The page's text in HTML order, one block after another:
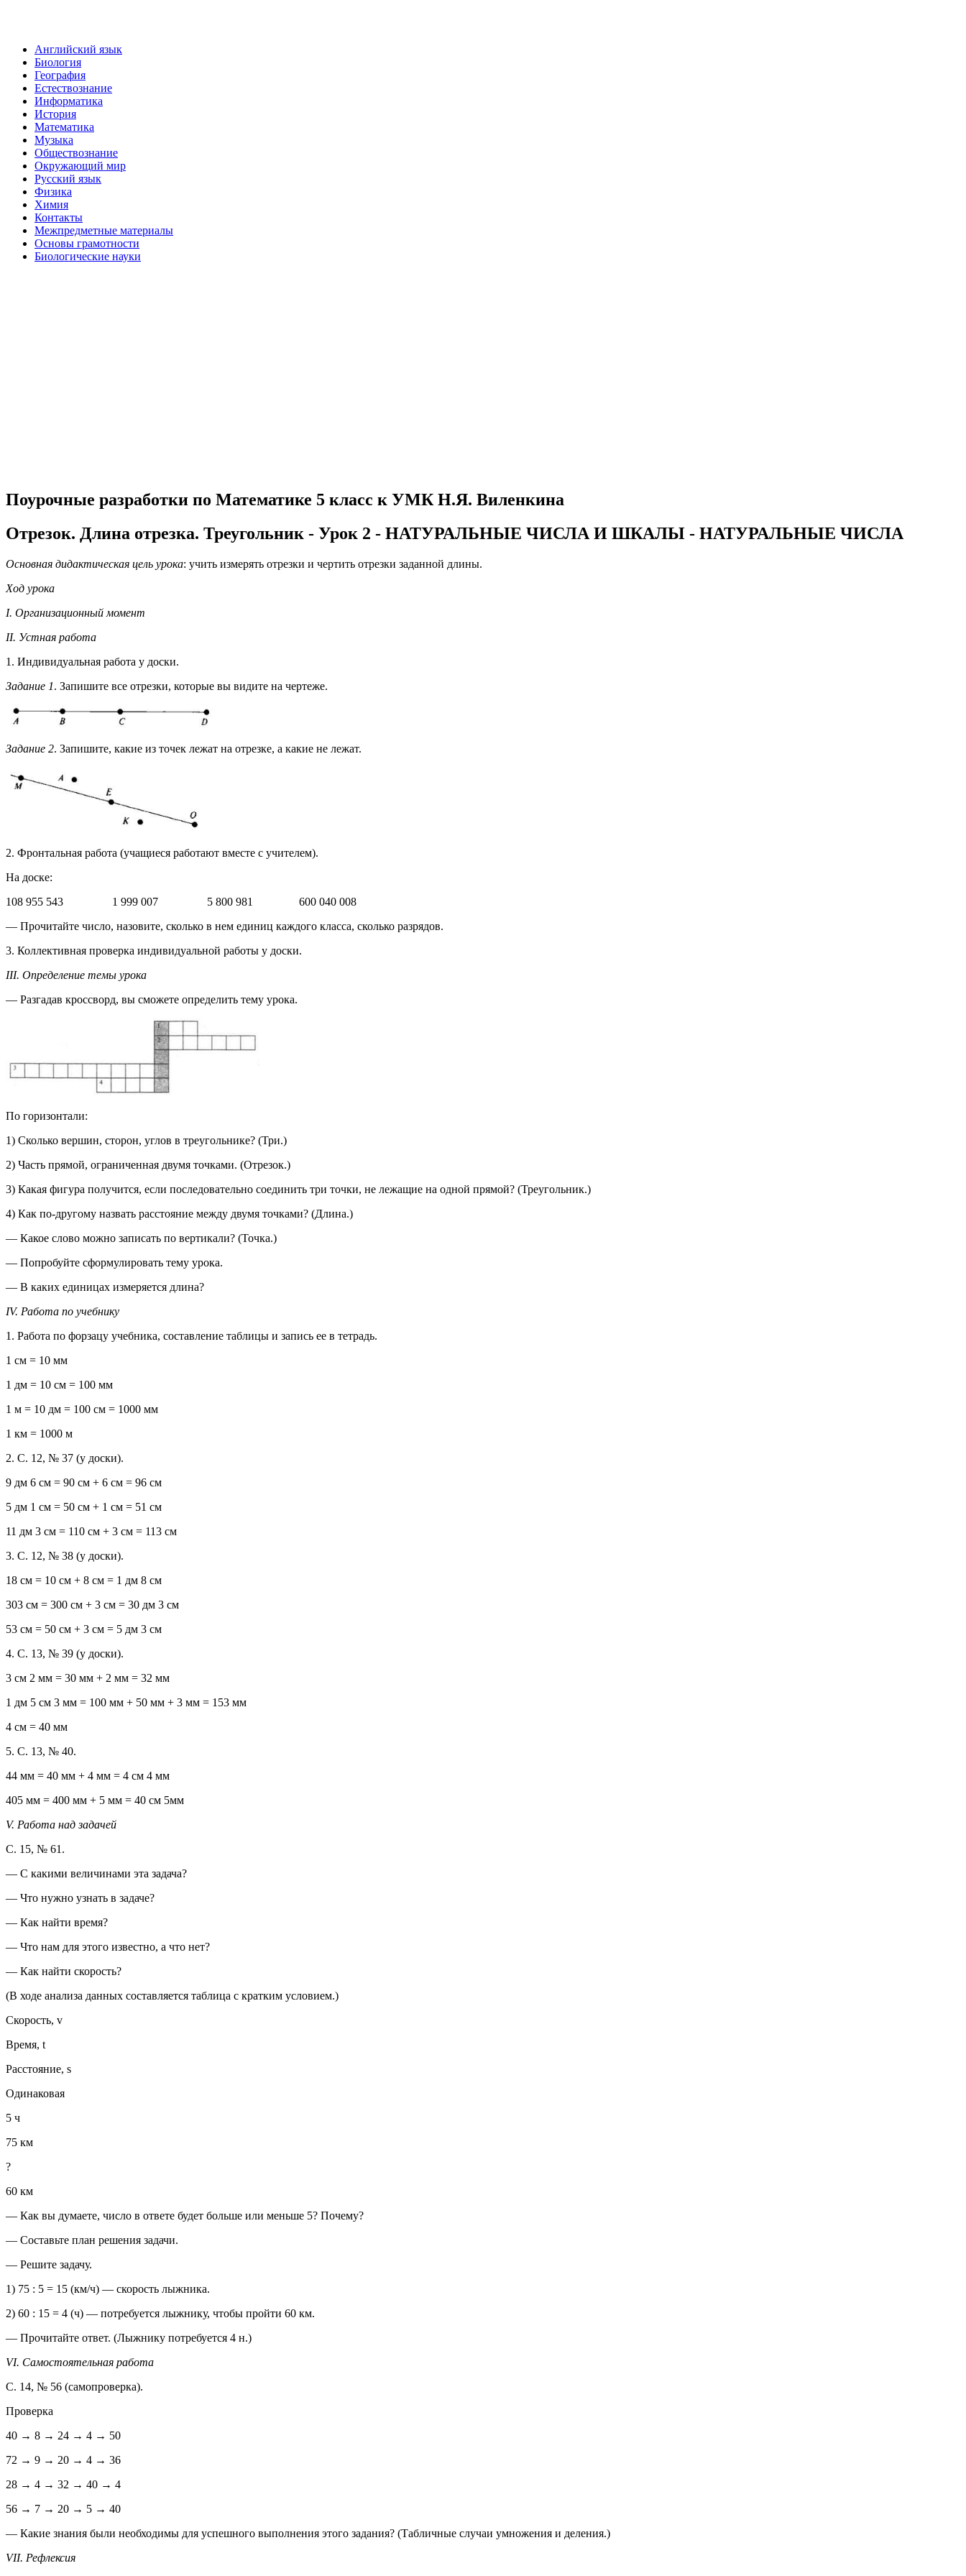
Английский язык
Биология
География
Естествознание
Информатика
История
Математика
Музыка
Обществознание
Окружающий мир
Русский язык
Физика
Химия
Контакты
Межпредметные материалы
Основы грамотности
Биологические науки
Поурочные разработки по Математике 5 класс к УМК Н.Я. Виленкина
Отрезок. Длина отрезка. Треугольник - Урок 2 - НАТУРАЛЬНЫЕ ЧИСЛА И ШКАЛЫ - НАТУРАЛЬНЫЕ ЧИСЛА
Основная дидактическая цель урока: учить измерять отрезки и чертить отрезки заданной длины.
Ход урока
I. Организационный момент
II. Устная работа
1. Индивидуальная работа у доски.
Задание 1. Запишите все отрезки, которые вы видите на чертеже.
Задание 2. Запишите, какие из точек лежат на отрезке, а какие не лежат.
2. Фронтальная работа (учащиеся работают вместе с учителем).
На доске:
108 955 543 1 999 007 5 800 981 600 040 008
— Прочитайте число, назовите, сколько в нем единиц каждого класса, сколько разрядов.
3. Коллективная проверка индивидуальной работы у доски.
III. Определение темы урока
— Разгадав кроссворд, вы сможете определить тему урока.
По горизонтали:
1) Сколько вершин, сторон, углов в треугольнике? (Три.)
2) Часть прямой, ограниченная двумя точками. (Отрезок.)
3) Какая фигура получится, если последовательно соединить три точки, не лежащие на одной прямой? (Треугольник.)
4) Как по-другому назвать расстояние между двумя точками? (Длина.)
— Какое слово можно записать по вертикали? (Точка.)
— Попробуйте сформулировать тему урока.
— В каких единицах измеряется длина?
IV. Работа по учебнику
1. Работа по форзацу учебника, составление таблицы и запись ее в тетрадь.
1 см = 10 мм
1 дм = 10 см = 100 мм
1 м = 10 дм = 100 см = 1000 мм
1 км = 1000 м
2. С. 12, № 37 (у доски).
9 дм 6 см = 90 см + 6 см = 96 см
5 дм 1 см = 50 см + 1 см = 51 см
11 дм 3 см = 110 см + 3 см = 113 см
3. С. 12, № 38 (у доски).
18 см = 10 см + 8 см = 1 дм 8 см
303 см = 300 см + 3 см = 30 дм 3 см
53 см = 50 см + 3 см = 5 дм 3 см
4. С. 13, № 39 (у доски).
3 см 2 мм = 30 мм + 2 мм = 32 мм
1 дм 5 см 3 мм = 100 мм + 50 мм + 3 мм = 153 мм
4 см = 40 мм
5. С. 13, № 40.
44 мм = 40 мм + 4 мм = 4 см 4 мм
405 мм = 400 мм + 5 мм = 40 см 5мм
V. Работа над задачей
С. 15, № 61.
— С какими величинами эта задача?
— Что нужно узнать в задаче?
— Как найти время?
— Что нам для этого известно, а что нет?
— Как найти скорость?
(В ходе анализа данных составляется таблица с кратким условием.)
Скорость, v
Время, t
Расстояние, s
Одинаковая
5 ч
75 км
?
60 км
— Как вы думаете, число в ответе будет больше или меньше 5? Почему?
— Составьте план решения задачи.
— Решите задачу.
1) 75 : 5 = 15 (км/ч) — скорость лыжника.
2) 60 : 15 = 4 (ч) — потребуется лыжнику, чтобы пройти 60 км.
— Прочитайте ответ. (Лыжнику потребуется 4 н.)
VI. Самостоятельная работа
С. 14, № 56 (самопроверка).
Проверка
40 → 8 → 24 → 4 → 50
72 → 9 → 20 → 4 → 36
28 → 4 → 32 → 40 → 4
56 → 7 → 20 → 5 → 40
— Какие знания были необходимы для успешного выполнения этого задания? (Табличные случаи умножения и деления.)
VII. Рефлексия